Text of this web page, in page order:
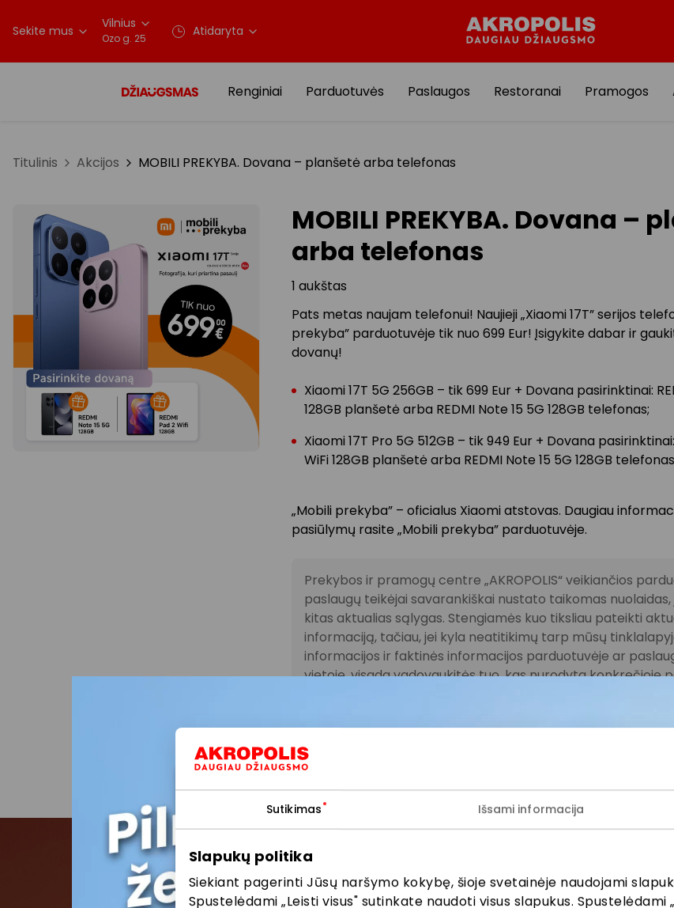
Sutikimas Išsami informacija
Slapukų politika
Siekiant pagerinti Jūsų naršymo kokybę, šioje svetainėje naudojami
Spustelėdami „Leisti visus" sutinkate naudoti visus slapukus. Spustelėdami
Sekite mus Vilnius
Ozo g. 25 Atidaryta
Renginiai Parduotuvės Paslaugos Restoranai Pramogos
Titulinis Akcijos MOBILI PREKYBA. Dovana – planšetė arba telefonas
MOBILI PREKYBA. Dovana –
arba telefonas
1 aukštas
Pats metas naujam telefonui! Naujieji „Xiaomi 17T” serijos
prekyba” parduotuvėje tik nuo 699 Eur! Įsigykite dabar ir
dovanų!
Xiaomi 17T 5G 256GB – tik 699 Eur + Dovana pasirinktinai:
128GB planšetė arba REDMI Note 15 5G 128GB telefonas;
Xiaomi 17T Pro 5G 512GB – tik 949 Eur + Dovana
WiFi 128GB planšetė arba REDMI Note 15 5G 128GB
„Mobili prekyba” – oficialus Xiaomi atstovas. Daugiau
pasiūlymų rasite „Mobili prekyba” parduotuvėje.
Prekybos ir pramogų centre „AKROPOLIS“ veikiančios
paslaugų teikėjai savarankiškai nustato taikomas nuolaidas,
kitas aktualias sąlygas. Stengiamės kuo tiksliau pateikti
informaciją, tačiau, jei kyla neatitikimų tarp mūsų
informacijos ir faktinės informacijos parduotuvėje ar
vietoje, visada vadovaukitės tuo, kas nurodyta konkrečioje
atitinkamą parduotuvę ar paslaugų teikimo vietą.
Prisijunkite prie mūsų